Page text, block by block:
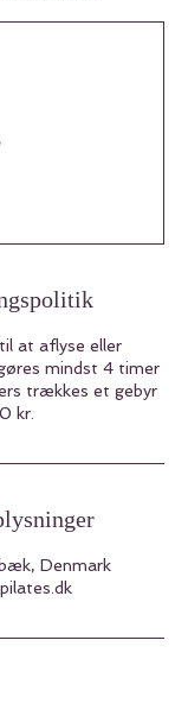
at aflyse eller
mindst 4 timer
trækkes et gebyr
kr.
Denmark